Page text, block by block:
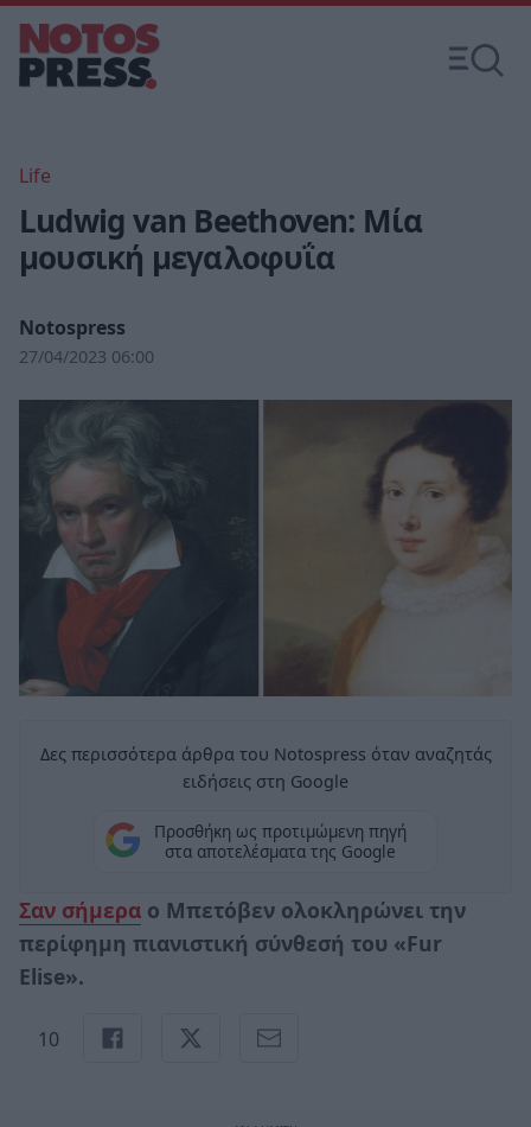
Life
Ludwig van Beethoven: Μία
μουσική μεγαλοφυΐα
Notospress
27/04/2023 06:00
Δες περισσότερα άρθρα του Notospress όταν αναζητάς
ειδήσεις στη Google
Προσθήκη ως προτιμώμενη πηγή
στα αποτελέσματα της Google
Σαν σήμερα ο Μπετόβεν ολοκληρώνει την
περίφημη πιανιστική σύνθεσή του «Fur
Elise».
10